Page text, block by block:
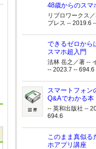
48歳からのスマ
リブロワークス
プレス -- 2019.6
できるゼロから
スマホ超入門
法林 岳之／著 --
-- 2023.7 -- 694.6
スマートフォン
Q&Aでわかる本
-- 英和出版社 --
694.6
このまま真似る
ホアプリ講座